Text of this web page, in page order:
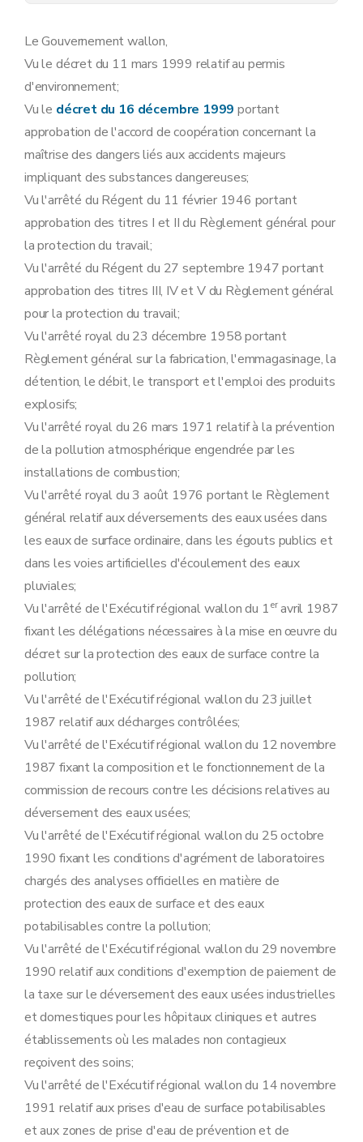
Art. 15
Art. 17
Sous-section 4
Art. 18
Sous-section 5 Contenu du permis d'environnement
Art. 19
Sous-section 6
Modalités d'instruction des recours dirigés contre les décisions relatives aux demandes de permis d'environnement
Art. 20
Art. 21
Art. 22
Art. 23
Art. 24
Art. 25
Art. 26
Sous-section 7
Tenue des registres des permis d'environnement
Art. 27
Art. 28
Art. 29
Section 2
Procédure d'octroi du permis unique
Sous-section première Introduction de la demande
Art. 30
Art. 31
Art. 32
Art. 34
Sous-section 2 Enquête publique
Art. 35
Art. 36
Art. 38
Art. 39
Art. 41
Sous-section 3 Modalités de la concertation administrative relative aux demandes de permis unique
Art. 44
Art. 45
Sous-section 4 Contenu du permis unique
Art. 46
Art. 48
Art. 49
Art. 50
Art. 51
Art. 52
Art. 53
Art. 54
Art. 55
Sous-section 6 Tenue des registres
Art. 56
Art. 57
Art. 58
Section 3 (Dispositions complémentaires relatives aux établissements visés par l'accord de coopération entre l'Etat fédéral, les Régions flamande et wallonne et la Région de Bruxelles-Capitale concernant la maîtrise des dangers liés aux accidents majeurs impliquant des substances dangereuses
Sous-section première Généralités
Art. 60
Sous-section 2 Documents à joindre à la demande de permis d'environnement et de permis unique
Sous-section 3 Instruction et délivrance du permis d'environnement et du permis unique
Art. 62
Art. 64
Sous-section 4 Surveillance et mesures administratives
Art. 66
Section 4 Déclarations
Sous-section première
Procédure de déclaration relative aux établissements de classe 3
Art. 67
Art. 68
Le Gouvernement wallon,
Vu le décret du 11 mars 1999 relatif au permis
d'environnement;
Vu le décret du 16 décembre 1999 portant
approbation de l'accord de coopération concernant la
maîtrise des dangers liés aux accidents majeurs
impliquant des substances dangereuses;
Vu l'arrêté du Régent du 11 février 1946 portant
approbation des titres I et II du Règlement général pour
la protection du travail;
Vu l'arrêté du Régent du 27 septembre 1947 portant
approbation des titres III, IV et V du Règlement général
pour la protection du travail;
Vu l'arrêté royal du 23 décembre 1958 portant
Règlement général sur la fabrication, l'emmagasinage, la
détention, le débit, le transport et l'emploi des produits
explosifs;
Vu l'arrêté royal du 26 mars 1971 relatif à la prévention
de la pollution atmosphérique engendrée par les
installations de combustion;
Vu l'arrêté royal du 3 août 1976 portant le Règlement
général relatif aux déversements des eaux usées dans
les eaux de surface ordinaire, dans les égouts publics et
dans les voies artificielles d'écoulement des eaux
pluviales;
Vu l'arrêté de l'Exécutif régional wallon du 1eravril 1987
fixant les délégations nécessaires à la mise en œuvre du
décret sur la protection des eaux de surface contre la
pollution;
Vu l'arrêté de l'Exécutif régional wallon du 23 juillet
1987 relatif aux décharges contrôlées;
Vu l'arrêté de l'Exécutif régional wallon du 12 novembre
1987 fixant la composition et le fonctionnement de la
commission de recours contre les décisions relatives au
déversement des eaux usées;
Vu l'arrêté de l'Exécutif régional wallon du 25 octobre
1990 fixant les conditions d'agrément de laboratoires
chargés des analyses officielles en matière de
protection des eaux de surface et des eaux
potabilisables contre la pollution;
Vu l'arrêté de l'Exécutif régional wallon du 29 novembre
1990 relatif aux conditions d'exemption de paiement de
la taxe sur le déversement des eaux usées industrielles
et domestiques pour les hôpitaux cliniques et autres
établissements où les malades non contagieux
reçoivent des soins;
Vu l'arrêté de l'Exécutif régional wallon du 14 novembre
1991 relatif aux prises d'eau de surface potabilisables
et aux zones de prise d'eau de prévention et de